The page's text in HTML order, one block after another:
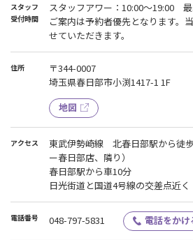
スタッフ
受付時間
スタッフアワー：10:00～19:00 最
ご案内は予約者優先となります。
せていただきます。
住所
〒344-0007
埼玉県春日部市小渕1417-1 1F
地図
アクセス
東武伊勢崎線 北春日部駅から徒
ー春日部店、隣り）
春日部駅から車10分
日光街道と国道4号線の交差点近く
電話番号 048-797-5831 電話をかけ